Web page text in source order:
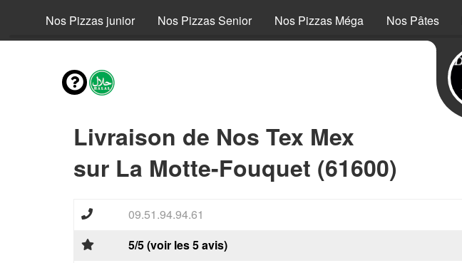
Nos Pizzas junior Nos Pizzas Senior Nos Pizzas Méga Nos Pâtes
Livraison de Nos Tex Mex
sur La Motte-Fouquet (61600)
09.51.94.94.61
5/5 (voir les 5 avis)